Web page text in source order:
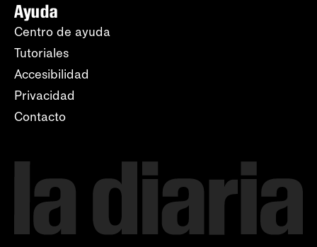
Ayuda
Centro de ayuda
Tutoriales
Accesibilidad
Privacidad
Contacto